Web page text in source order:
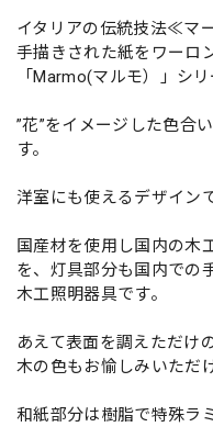
イタリアの伝統技法≪マ
手描きされた紙をワーロ
「Marmo(マルモ）」シリ
”花”をイメージした色合
す。
洋室にも使えるデザインで
国産材を使用し国内の木
を、灯具部分も国内での
木工照明器具です。
あえて表面を調えただけ
木の色もお愉しみいただ
和紙部分は樹脂で特殊ラ